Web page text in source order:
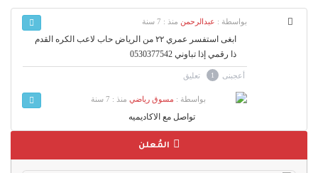
بواسطة : عبدالرحمن منذ : 7 سنة
ابغى استفسر عمري ٢٢ من الرياض حاب لاعب الكره القدم
ذا رقمي إذا تباوني 0530377542
أعجبنى 1 تعليق
بواسطة : مسوق رياضي منذ : 7 سنة
تواصل مع الاكاديميه
المُعلن